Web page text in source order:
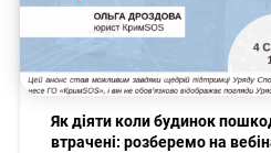
Як діяти коли будинок
втрачені: розберемо на